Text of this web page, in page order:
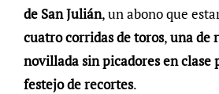
de San Julián, un abono que
cuatro corridas de toros,una de
novillada sin picadores en clase
festejo de recortes.